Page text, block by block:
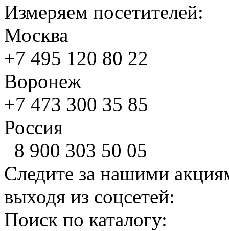
Измеряем посетителей:
Москва
+7 495 120 80 22
Воронеж
+7 473 300 35 85
Россия
8 900 303 50 05
Следите за нашими
выходя из соцсетей:
Поиск по каталогу: